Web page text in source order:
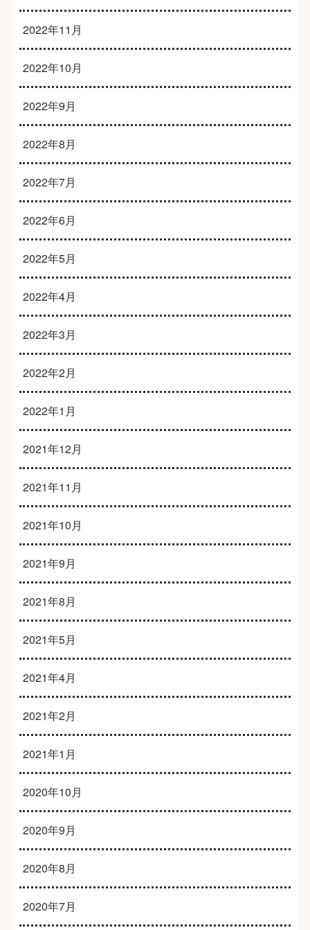
2022年11月
2022年10月
2022年9月
2022年8月
2022年7月
2022年6月
2022年5月
2022年4月
2022年3月
2022年2月
2022年1月
2021年12月
2021年11月
2021年10月
2021年9月
2021年8月
2021年5月
2021年4月
2021年2月
2021年1月
2020年10月
2020年9月
2020年8月
2020年7月